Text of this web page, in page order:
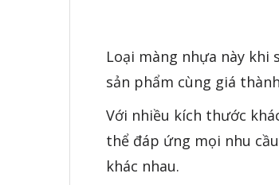
Loại màng nhựa này khi
sản phẩm cùng giá
Với nhiều kích thước
thể đáp ứng mọi nhu
khác nhau.